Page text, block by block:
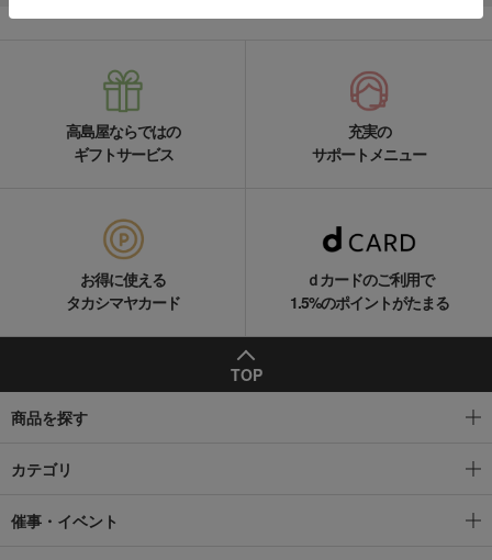
高島屋ならではの
ギフトサービス
充実の
サポートメニュー
お得に使える
タカシマヤカード
ｄカードのご利用で
1.5%のポイントがたまる
TOP
商品を探す
カテゴリ
催事・イベント